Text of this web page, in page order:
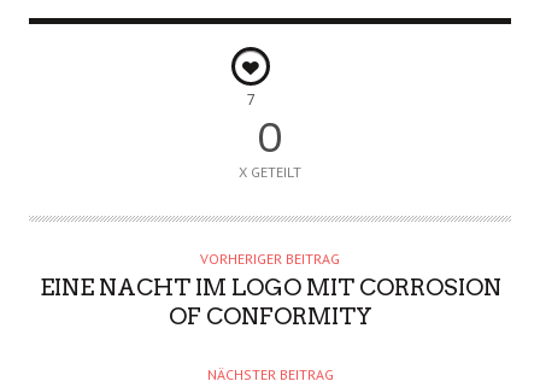
7
0
X GETEILT
VORHERIGER BEITRAG
EINE NACHT IM LOGO MIT CORROSION
OF CONFORMITY
NÄCHSTER BEITRAG